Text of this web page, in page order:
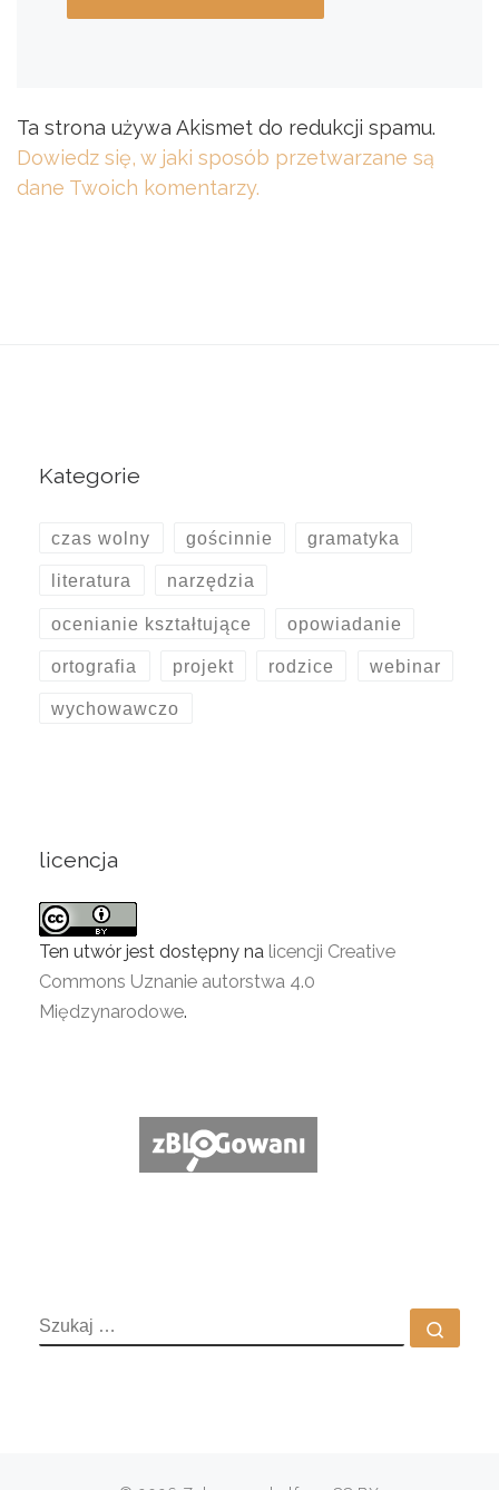
Ta strona używa Akismet do redukcji spamu.
Dowiedz się, w jaki sposób przetwarzane są
dane Twoich komentarzy.
Kategorie
czas wolny gościnnie gramatyka
literatura narzędzia
ocenianie kształtujące opowiadanie
ortografia projekt rodzice webinar
wychowawczo
licencja
Ten utwór jest dostępny na licencji Creative
Commons Uznanie autorstwa 4.0
Międzynarodowe.
SZUKAJ